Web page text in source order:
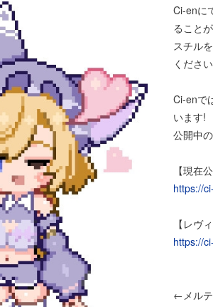
Ci-enに
ること
スチル
くださ
Ci-enで
います!
公開中
【現在
https://
【レヴ
https://
←メルテ